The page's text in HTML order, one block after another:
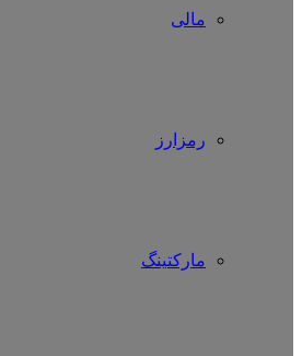
مالی
رمزارز
مارکتینگ